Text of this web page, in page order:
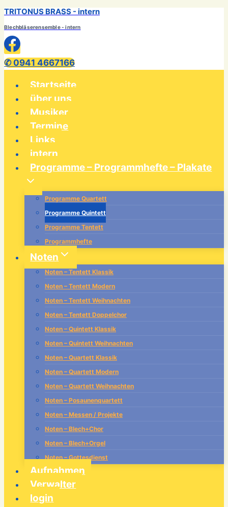
Zum
Inhalt
springen
TRITONUS BRASS - intern
Blechbläserensemble - intern
✆ 0941 4667166
Startseite
über uns
Musiker
Termine
Links
intern
Programme – Programmhefte – Plakate
Programme Quartett
Programme Quintett
Programme Tentett
Programmhefte
Noten
Noten – Tentett Klassik
Noten – Tentett Modern
Noten – Tentett Weihnachten
Noten – Tentett Doppelchor
Noten – Quintett Klassik
Noten – Quintett Weihnachten
Noten – Quartett Klassik
Noten – Quartett Modern
Noten – Quartett Weihnachten
Noten – Posaunenquartett
Noten – Messen / Projekte
Noten – Blech+Chor
Noten – Blech+Orgel
Noten – Gottesdienst
Aufnahmen
Verwalter
login